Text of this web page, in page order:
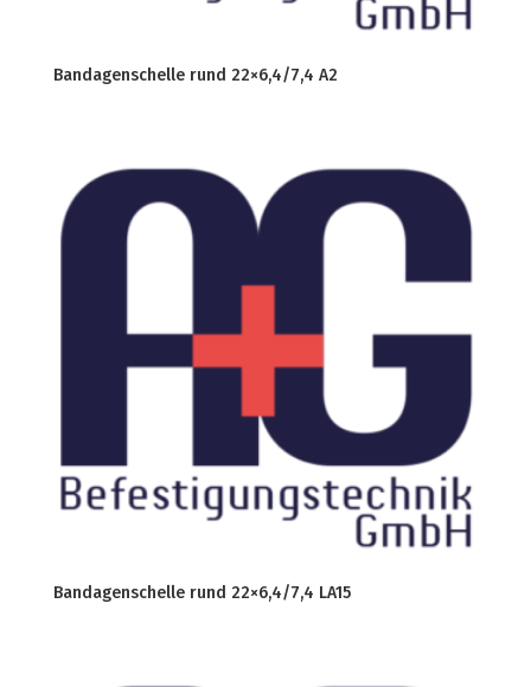
Bandagenschelle rund 22×6,4/7,4 A2
Bandagenschelle rund 22×6,4/7,4 LA15